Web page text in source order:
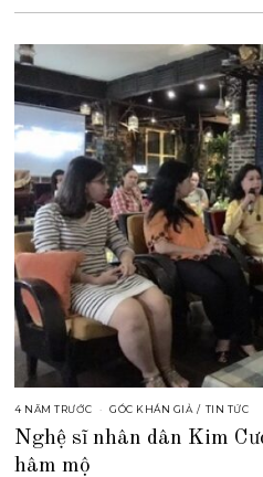
4 NĂM TRƯỚC GÓC KHÁN GIẢ / TIN TỨC
Nghệ sĩ nhân dân Kim
hâm mộ